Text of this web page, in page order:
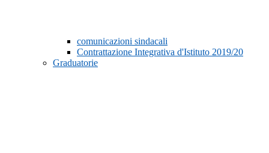
comunicazioni sindacali
Contrattazione Integrativa d'Istituto 2019/20
Graduatorie